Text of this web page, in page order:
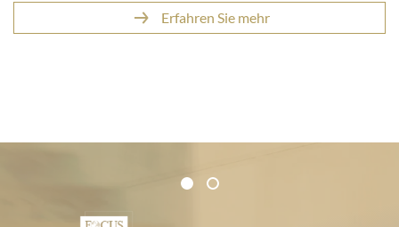
Erfahren Sie mehr
Zertifikate und Verbände
1 2